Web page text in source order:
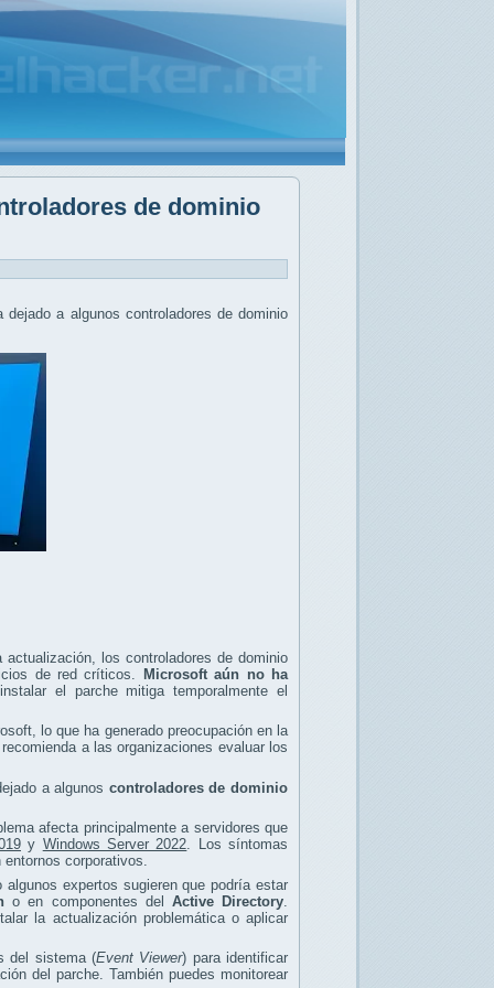
de dominio
a algunos controladores de dominio
los controladores de dominio
de red críticos.
Microsoft aún no ha
el parche mitiga temporalmente el
lo que ha generado preocupación en la
a las organizaciones evaluar los
a algunos controladores de dominio
afecta principalmente a servidores que
y Windows Server 2022. Los síntomas
corporativos.
expertos sugieren que podría estar
o en componentes del Active Directory
la actualización problemática o aplicar
del sistema (Event Viewer) para identificar
del parche. También puedes monitorear